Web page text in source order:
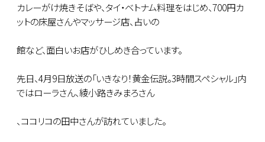
カレーがけ焼きそばや、タイ・ベトナム料理をはじめ、700円カ
ットの床屋さんやマッサージ店、占いの
館など、面白いお店がひしめき合っています。
先日、4月9日放送の「いきなり！黄金伝説。3時間スペシャル」内
ではローラさん、綾小路きみまろさん
、ココリコの田中さんが訪れていました。